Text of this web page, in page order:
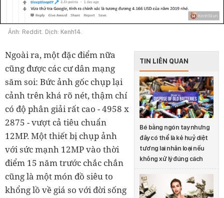
Ảnh: Reddit. Dịch: Kenh14.
TIN LIÊN QUAN
Bé bằng ngón tay nhưng
đây có thể là kẻ huỷ diệt
tương lai nhân loại nếu
không xử lý đúng cách
Ngoài ra, một đặc điểm nữa
cũng được các cư dân mạng
săm soi: Bức ảnh gốc chụp lại
cảnh trên khá rõ nét, thậm chí
có độ phân giải rất cao - 4958 x
2875 - vượt cả tiêu chuẩn
12MP. Một thiết bị chụp ảnh
với sức mạnh 12MP vào thời
điểm 15 năm trước chắc chắn
cũng là một món đồ siêu to
khổng lồ về giá so với đời sống